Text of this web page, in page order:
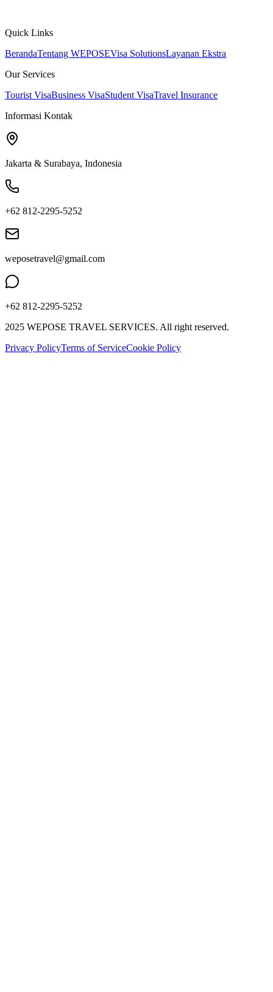
Quick Links
BerandaTentang WEPOSEVisa SolutionsLayanan Ekstra
Our Services
Tourist VisaBusiness VisaStudent VisaTravel Insurance
Informasi Kontak
Jakarta & Surabaya, Indonesia
+62 812-2295-5252
weposetravel@gmail.com
+62 812-2295-5252
2025 WEPOSE TRAVEL SERVICES. All right reserved.
Privacy PolicyTerms of ServiceCookie Policy